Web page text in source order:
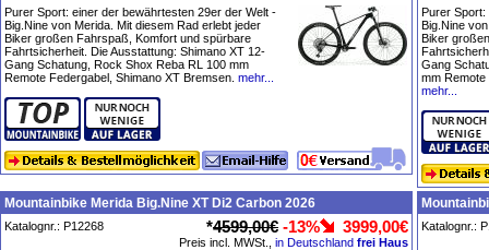
Purer Sport: einer der bewährtesten 29er der Welt -
Big.Nine von Merida. Mit diesem Rad erlebt jeder
Biker großen Fahrspaß, Komfort und spürbare
Fahrtsicherheit. Die Ausstattung: Shimano XT 12-
Gang Schatung, Rock Shox Reba RL 100 mm
Remote Federgabel, Shimano XT Bremsen. mehr...
Purer Sport:
Big.Nine
Biker
Gang
mm Remote
mehr...
Mountainbike Merida Big.Nine XT Di2 Carbon 2026
Katalognr.: P12268 *4599,00€ -13% 3999,00€
Preis incl. MWSt., in Deutschland frei Haus
Katalognr.: